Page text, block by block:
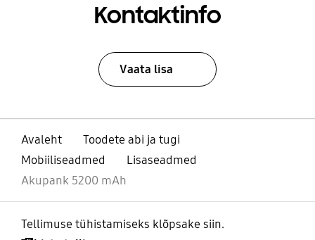
Kontaktinfo
Vaata lisa
Avaleht
Toodete abi ja tugi
Mobiiliseadmed
Lisaseadmed
Akupank 5200 mAh
Tellimuse tühistamiseks klõpsake siin.